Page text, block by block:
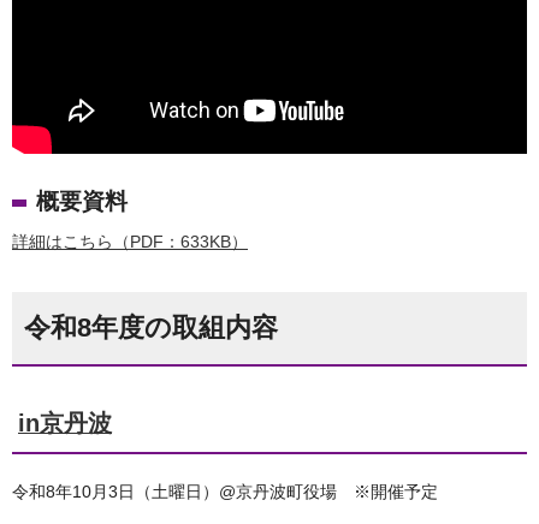
概要資料
詳細はこちら（PDF：633KB）
令和8年度の取組内容
in京丹波
令和8年10月3日（土曜日）@京丹波町役場 ※開催予定